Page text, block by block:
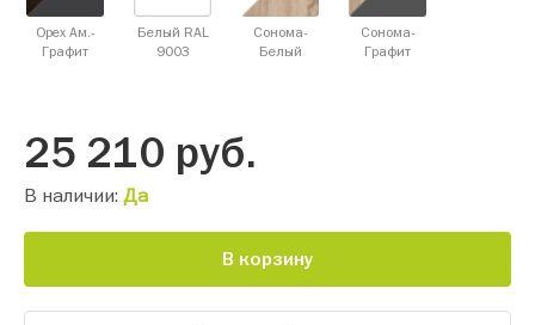
Орех Ам.-
Графит
Белый RAL
9003
Сонома-
Белый
Сонома-
Графит
25 210 руб.
В наличии: Да
В корзину